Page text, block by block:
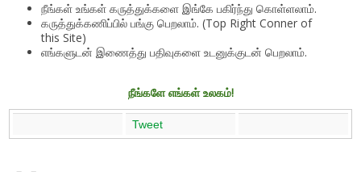
நீங்கள் உங்கள் கருத்துக்களை இங்கே பகிர்ந்து கொள்ளலாம்.
கருத்துக்கணிப்பில் பங்கு பெறலாம். (Top Right Conner of
this Site)
எங்களுடன் இணைத்து பதிவுகளை உடனுக்குடன் பெறலாம்.
நீங்களே எங்கள் உலகம்!
Tweet